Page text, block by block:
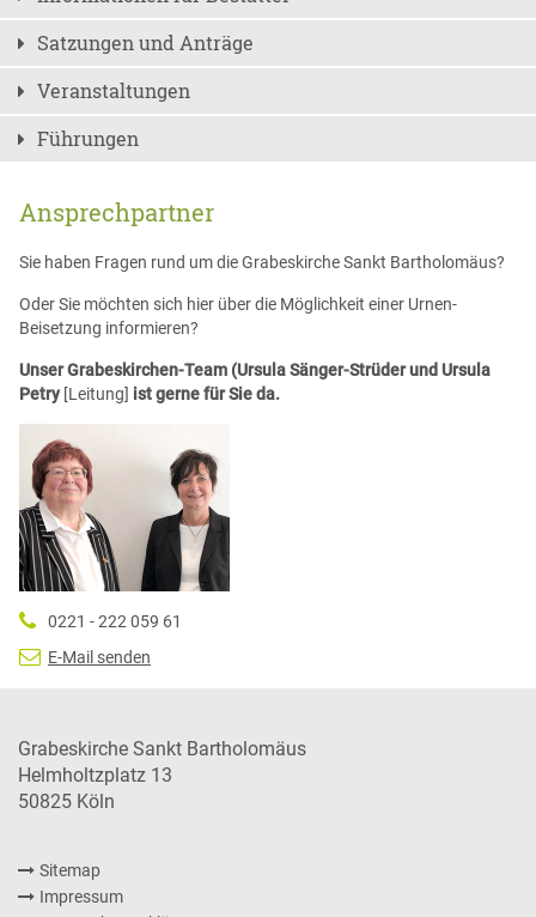
Satzungen und Anträge
Veranstaltungen
Führungen
Ansprechpartner
Sie haben Fragen rund um die Grabeskirche Sankt Bartholomäus?
Oder Sie möchten sich hier über die Möglichkeit einer Urnen-
Beisetzung informieren?
Unser Grabeskirchen-Team (Ursula Sänger-Strüder und Ursula
Petry[Leitung] ist gerne für Sie da.
0221 - 222 059 61
E-Mail senden
Grabeskirche Sankt Bartholomäus
Helmholtzplatz 13
50825 Köln
Sitemap
Impressum